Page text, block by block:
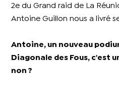
2e du Grand raid de La
Antoine Guillon nous a livré
Antoine, un nouveau
Diagonale des Fous, c'est
non ?